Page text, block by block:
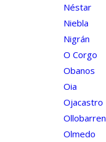
Néstar
Niebla
Nigrán
O Corgo
Obanos
Oia
Ojacastro
Ollobarren
Olmedo